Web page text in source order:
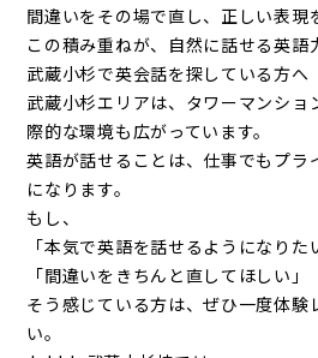
間違いをその場で直し、正しい表現
この積み重ねが、自然に話せる英語
武蔵小杉で英会話を探している方へ
武蔵小杉エリアは、タワーマンショ
際的な環境も広がっています。
英語が話せることは、仕事でもプラ
になります。
もし、
「本気で英語を話せるようになりた
「間違いをきちんと直してほしい」
そう感じている方は、ぜひ一度体験
い。